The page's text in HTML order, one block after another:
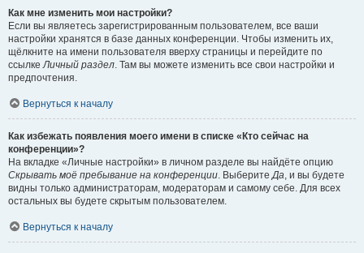
Как мне изменить мои настройки?
Если вы являетесь зарегистрированным пользователем, все ваши
настройки хранятся в базе данных конференции. Чтобы изменить их,
щёлкните на имени пользователя вверху страницы и перейдите по
ссылкеЛичный раздел. Там вы можете изменить все свои настройки и
предпочтения.
Вернуться к началу
Как избежать появления моего имени в списке «Кто сейчас на
конференции»?
На вкладке «Личные настройки» в личном разделе вы найдёте опцию
Скрывать моё пребывание на конференции. ВыберитеДа, и вы будете
видны только администраторам, модераторам и самому себе. Для всех
остальных вы будете скрытым пользователем.
Вернуться к началу